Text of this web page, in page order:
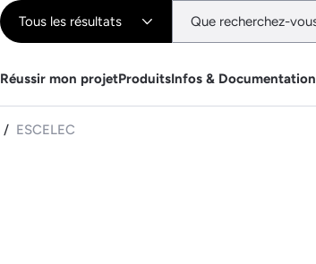
Tous les résultats
Réussir mon projetProduitsInfos & Documentation
ESCELEC